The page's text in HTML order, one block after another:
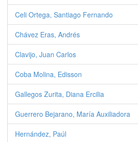
Celi Ortega, Santiago Fernando
Chávez Eras, Andrés
Clavijo, Juan Carlos
Coba Molina, Edisson
Gallegos Zurita, Diana Ercilia
Guerrero Bejarano, María Auxiliadora
Hernández, Paúl